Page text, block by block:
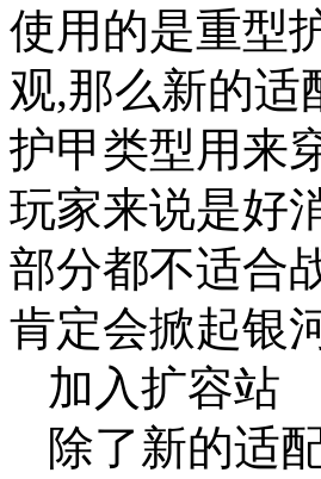
使用的是重型
观,那么新的适
护甲类型用来
玩家来说是好
部分都不适合
肯定会掀起银
加入扩容站
除了新的适